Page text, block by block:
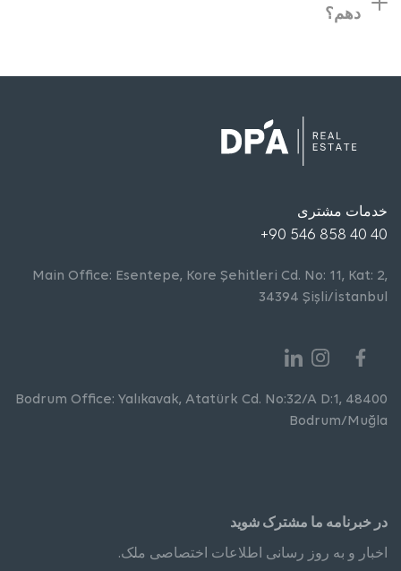
دهم؟
خدمات مشتری
+90 546 858 40 40
Main Office: Esentepe, Kore Şehitleri Cd. No: 11, Kat: 2,
34394 Şişli/İstanbul
Bodrum Office: Yalıkavak, Atatürk Cd. No:32/A D:1, 48400
Bodrum/Muğla
در خبرنامه ما مشترک شوید
اخبار و به روز رسانی اطلاعات اختصاصی ملک.